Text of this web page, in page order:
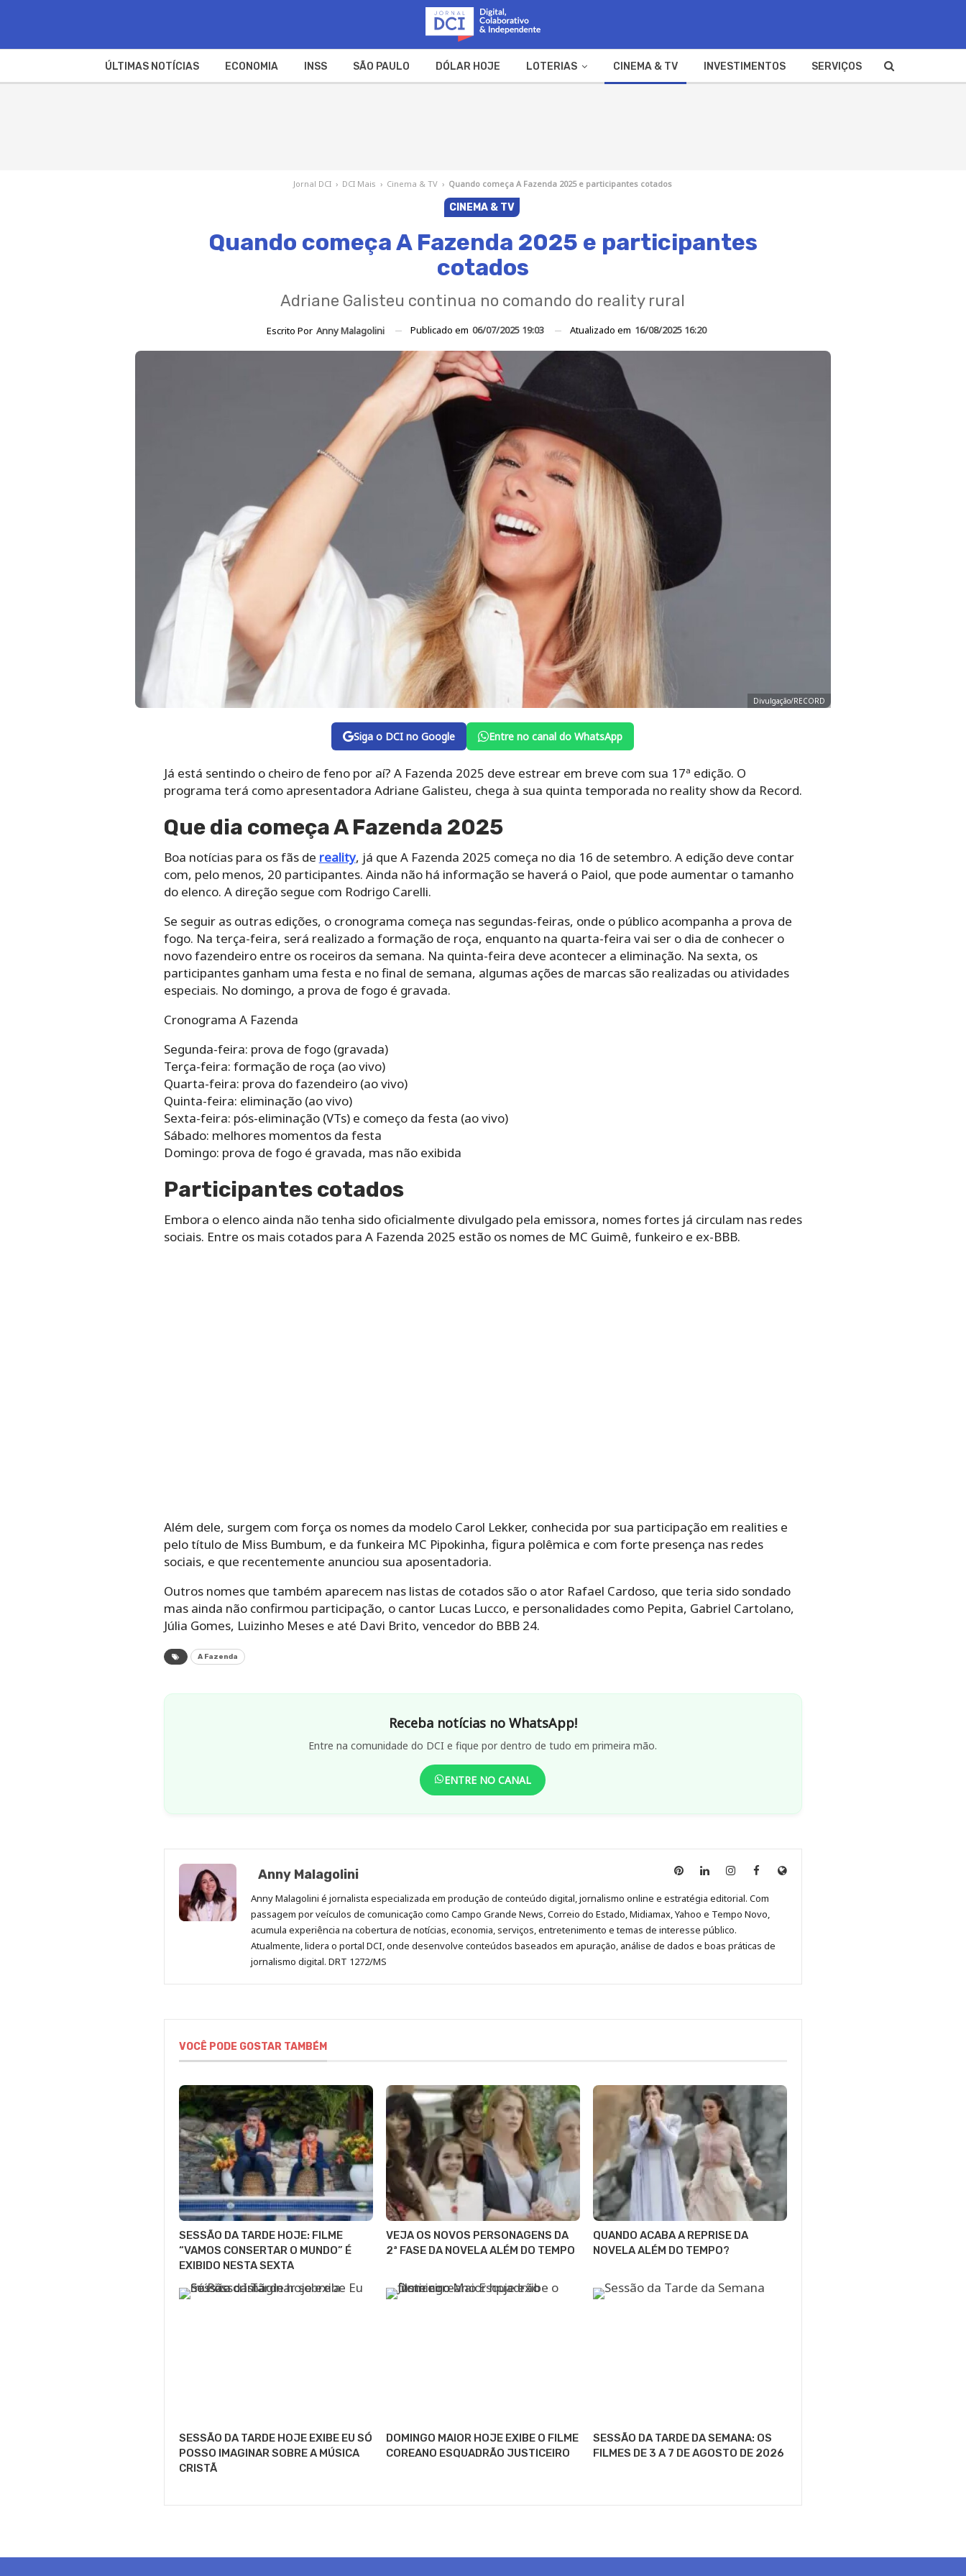
ÚLTIMAS NOTÍCIAS ECONOMIA INSS SÃO PAULO DÓLAR HOJE LOTERIAS CINEMA & TV INVESTIMENTOS SERVIÇOS
Jornal DCI › DCI Mais › Cinema & TV › Quando começa A Fazenda 2025 e participantes cotados
CINEMA & TV
Quando começa A Fazenda 2025 e participantes
cotados
Adriane Galisteu continua no comando do reality rural
Escrito Por Anny Malagolini Publicado em 06/07/2025 19:03 Atualizado em 16/08/2025 16:20
Divulgação/RECORD
Siga o DCI no Google Entre no canal do WhatsApp
Já está sentindo o cheiro de feno por aí? A Fazenda 2025 deve estrear em breve com sua 17ª edição. O
programa terá como apresentadora Adriane Galisteu, chega à sua quinta temporada no reality show da Record.
Que dia começa A Fazenda 2025
Boa notícias para os fãs de reality, já que A Fazenda 2025 começa no dia 16 de setembro. A edição deve contar
com, pelo menos, 20 participantes. Ainda não há informação se haverá o Paiol, que pode aumentar o tamanho
do elenco. A direção segue com Rodrigo Carelli.
Se seguir as outras edições, o cronograma começa nas segundas-feiras, onde o público acompanha a prova de
fogo. Na terça-feira, será realizado a formação de roça, enquanto na quarta-feira vai ser o dia de conhecer o
novo fazendeiro entre os roceiros da semana. Na quinta-feira deve acontecer a eliminação. Na sexta, os
participantes ganham uma festa e no final de semana, algumas ações de marcas são realizadas ou atividades
especiais. No domingo, a prova de fogo é gravada.
Cronograma A Fazenda
Segunda-feira: prova de fogo (gravada)
Terça-feira: formação de roça (ao vivo)
Quarta-feira: prova do fazendeiro (ao vivo)
Quinta-feira: eliminação (ao vivo)
Sexta-feira: pós-eliminação (VTs) e começo da festa (ao vivo)
Sábado: melhores momentos da festa
Domingo: prova de fogo é gravada, mas não exibida
Participantes cotados
Embora o elenco ainda não tenha sido oficialmente divulgado pela emissora, nomes fortes já circulam nas redes
sociais. Entre os mais cotados para A Fazenda 2025 estão os nomes de MC Guimê, funkeiro e ex-BBB.
Além dele, surgem com força os nomes da modelo Carol Lekker, conhecida por sua participação em realities e
pelo título de Miss Bumbum, e da funkeira MC Pipokinha, figura polêmica e com forte presença nas redes
sociais, e que recentemente anunciou sua aposentadoria.
Outros nomes que também aparecem nas listas de cotados são o ator Rafael Cardoso, que teria sido sondado
mas ainda não confirmou participação, o cantor Lucas Lucco, e personalidades como Pepita, Gabriel Cartolano,
Júlia Gomes, Luizinho Meses e até Davi Brito, vencedor do BBB 24.
A Fazenda
Receba notícias no WhatsApp!
Entre na comunidade do DCI e fique por dentro de tudo em primeira mão.
ENTRE NO CANAL
Anny Malagolini
Anny
no
Pinterest
Anny
no
LinkedIn
Anny
no
Instagram
Anny
no
Facebook
Site
Anny Malagolini é jornalista especializada em produção de conteúdo digital, jornalismo online e estratégia editorial. Com
passagem por veículos de comunicação como Campo Grande News, Correio do Estado, Midiamax, Yahoo e Tempo Novo,
acumula experiência na cobertura de notícias, economia, serviços, entretenimento e temas de interesse público.
Atualmente, lidera o portal DCI, onde desenvolve conteúdos baseados em apuração, análise de dados e boas práticas de
jornalismo digital. DRT 1272/MS
VOCÊ PODE GOSTAR TAMBÉM
SESSÃO DA TARDE HOJE: FILME
“VAMOS CONSERTAR O MUNDO” É
EXIBIDO NESTA SEXTA
VEJA OS NOVOS PERSONAGENS DA
2ª FASE DA NOVELA ALÉM DO TEMPO
QUANDO ACABA A REPRISE DA
NOVELA ALÉM DO TEMPO?
SESSÃO DA TARDE HOJE EXIBE EU SÓ
POSSO IMAGINAR SOBRE A MÚSICA
CRISTÃ
DOMINGO MAIOR HOJE EXIBE O FILME
COREANO ESQUADRÃO JUSTICEIRO
SESSÃO DA TARDE DA SEMANA: OS
FILMES DE 3 A 7 DE AGOSTO DE 2026